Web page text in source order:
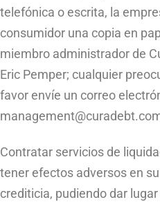
telefónica o escrita, la
consumidor una copia en
miembro administrador de
Eric Pemper; cualquier
favor envíe un correo
Contratar servicios de
tener efectos adversos en
crediticia, pudiendo dar